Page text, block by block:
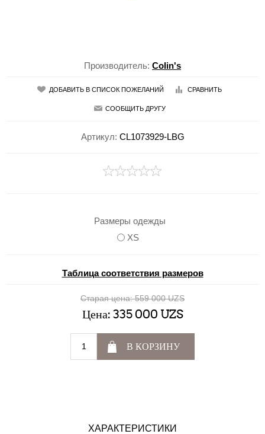
Производитель: Colin's
ДОБАВИТЬ В СПИСОК ПОЖЕЛАНИЙ СРАВНИТЬ
СООБЩИТЬ ДРУГУ
Артикул: CL1073929-LBG
Размеры одежды
XS
Таблица соответствия размеров
Старая цена: 559 000 UZS
Цена: 335 000 UZS
В КОРЗИНУ
ХАРАКТЕРИСТИКИ